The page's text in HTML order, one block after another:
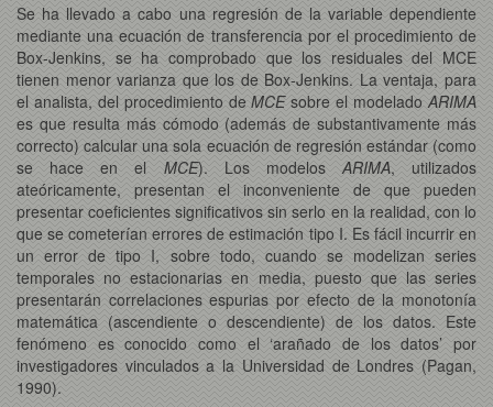
Se ha llevado a cabo una regresión de la variable dependiente
mediante una ecuación de transferencia por el procedimiento de
Box-Jenkins, se ha comprobado que los residuales del MCE
tienen menor varianza que los de Box-Jenkins. La ventaja, para
el analista, del procedimiento deMCEsobre el modeladoARIMA
es que resulta más cómodo (además de substantivamente más
correcto) calcular una sola ecuación de regresión estándar (como
se hace en el MCE). Los modelos ARIMA, utilizados
ateóricamente, presentan el inconveniente de que pueden
presentar coeficientes significativos sin serlo en la realidad, con lo
que se cometerían errores de estimación tipo I. Es fácil incurrir en
un error de tipo I, sobre todo, cuando se modelizan series
temporales no estacionarias en media, puesto que las series
presentarán correlaciones espurias por efecto de la monotonía
matemática (ascendiente o descendiente) de los datos. Este
fenómeno es conocido como el ‘arañado de los datos’ por
investigadores vinculados a la Universidad de Londres (Pagan,
1990).